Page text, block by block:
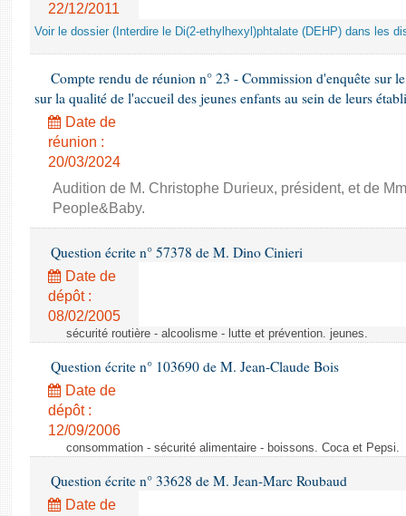
22/12/2011
Voir le dossier (Interdire le Di(2-ethylhexyl)phtalate (DEHP) dans les
Compte rendu de réunion n° 23 - Commission d'enquête sur
sur la qualité de l'accueil des jeunes enfants au sein de leurs
Date de
réunion :
20/03/2024
Audition de M. Christophe Durieux, président, et de
People&Baby.
Question écrite n° 57378 de M. Dino Cinieri
Date de
dépôt :
08/02/2005
sécurité routière - alcoolisme - lutte et prévention. jeunes.
Question écrite n° 103690 de M. Jean-Claude Bois
Date de
dépôt :
12/09/2006
consommation - sécurité alimentaire - boissons. Coca et Pepsi.
Question écrite n° 33628 de M. Jean-Marc Roubaud
Date de